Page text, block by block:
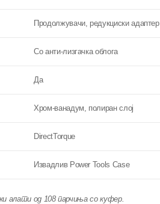
Продолжувачи, редукциски адаптер
Со анти-лизгачка облога
Да
Хром-ванадум, полиран слој
DirectTorque
Извадлив Power Tools Case
алати од 108 парчиња со куфер.